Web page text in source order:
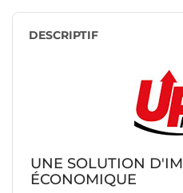
DESCRIPTIF
UNE SOLUTION
ÉCONOMIQUE